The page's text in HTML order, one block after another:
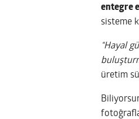
entegre
sisteme
“Hayal
üretim